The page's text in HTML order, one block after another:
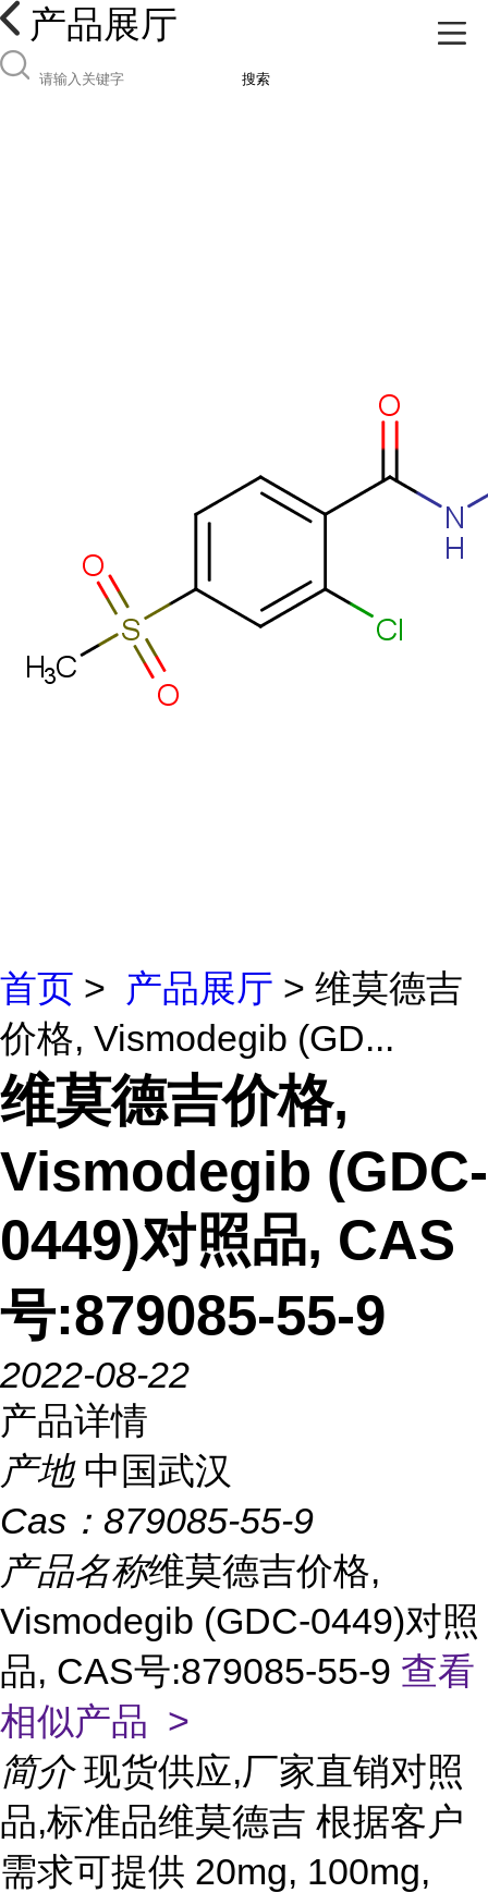
产品展厅
搜索
首页 > 产品展厅 > 维莫德吉
价格, Vismodegib (GD...
维莫德吉价格,
Vismodegib (GDC-
0449)对照品, CAS
号:879085-55-9
2022-08-22
产品详情
产地 中国武汉
Cas： 879085-55-9
产品名称维莫德吉价格,
Vismodegib (GDC-0449)对照
品, CAS号:879085-55-9 查看
相似产品 >
简介 现货供应,厂家直销对照
品,标准品维莫德吉 根据客户
需求可提供 20mg, 100mg,